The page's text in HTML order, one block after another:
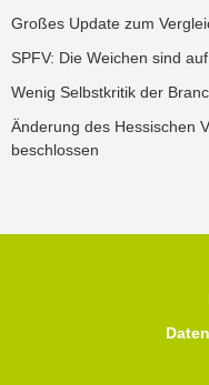
Großes Update zum
SPFV: Die Weichen sind
Wenig Selbstkritik der
Änderung des Hessischen
beschlossen